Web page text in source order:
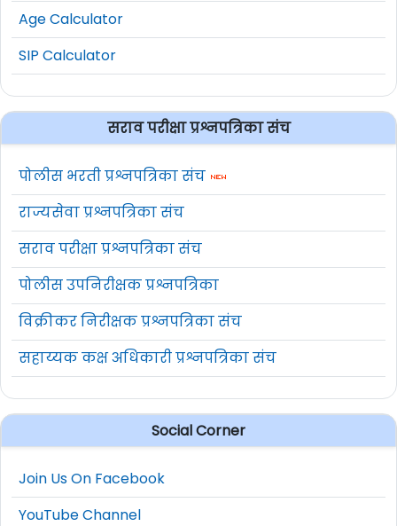
Age Calculator
SIP Calculator
सराव परीक्षा प्रश्नपत्रिका संच
पोलीस भरती प्रश्नपत्रिका संच
राज्यसेवा प्रश्नपत्रिका संच
सराव परीक्षा प्रश्नपत्रिका संच
पोलीस उपनिरीक्षक प्रश्नपत्रिका
विक्रीकर निरीक्षक प्रश्नपत्रिका संच
सहाय्यक कक्ष अधिकारी प्रश्नपत्रिका संच
Social Corner
Join Us On Facebook
YouTube Channel